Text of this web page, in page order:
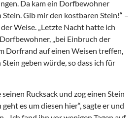
Da kam ein Dorfbewohner
Gib mir den kostbaren Stein!“ –
Weise. „Letzte Nacht hatte ich
„bei Einbruch der
Dorfrand auf einen Weisen treffen,
geben würde, so dass ich für
Rucksack und zog einen Stein
es um diesen hier“, sagte er und